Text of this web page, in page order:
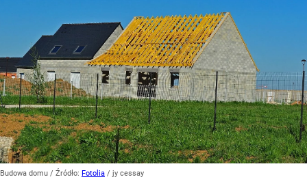
Budowa domu / Źródło: Fotolia / jy cessay